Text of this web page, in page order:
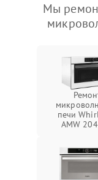
Мы
печи
AMW